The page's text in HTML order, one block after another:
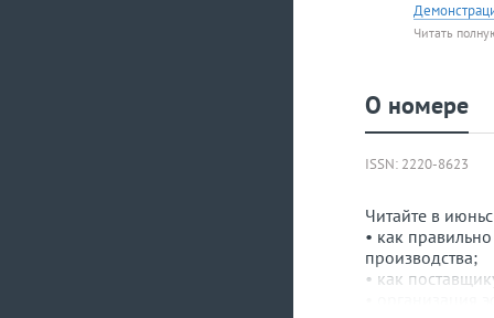
Читать
О номере
ISSN: 2220-8623
Читайте в
• как
производства;
• как